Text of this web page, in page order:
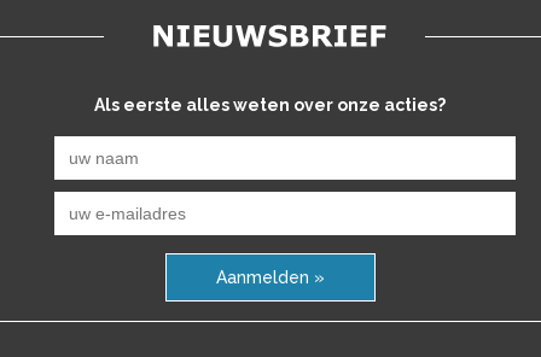
Als eerste alles weten over onze acties?
Aanmelden »